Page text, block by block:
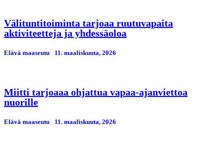
Välituntitoiminta tarjoaa ruutuvapaita
aktiviteetteja ja yhdessäoloa
Elävä maaseutu 11. maaliskuuta, 2026
Miitti tarjoaaa ohjattua vapaa-ajanviettoa
nuorille
Elävä maaseutu 11. maaliskuuta, 2026